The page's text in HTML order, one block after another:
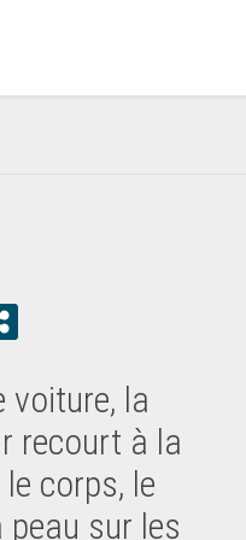
voiture, la
recourt à la
corps, le
sur les